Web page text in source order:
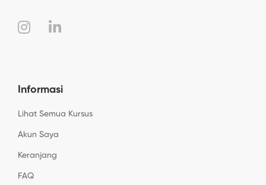
Informasi
Lihat Semua Kursus
Akun Saya
Keranjang
FAQ